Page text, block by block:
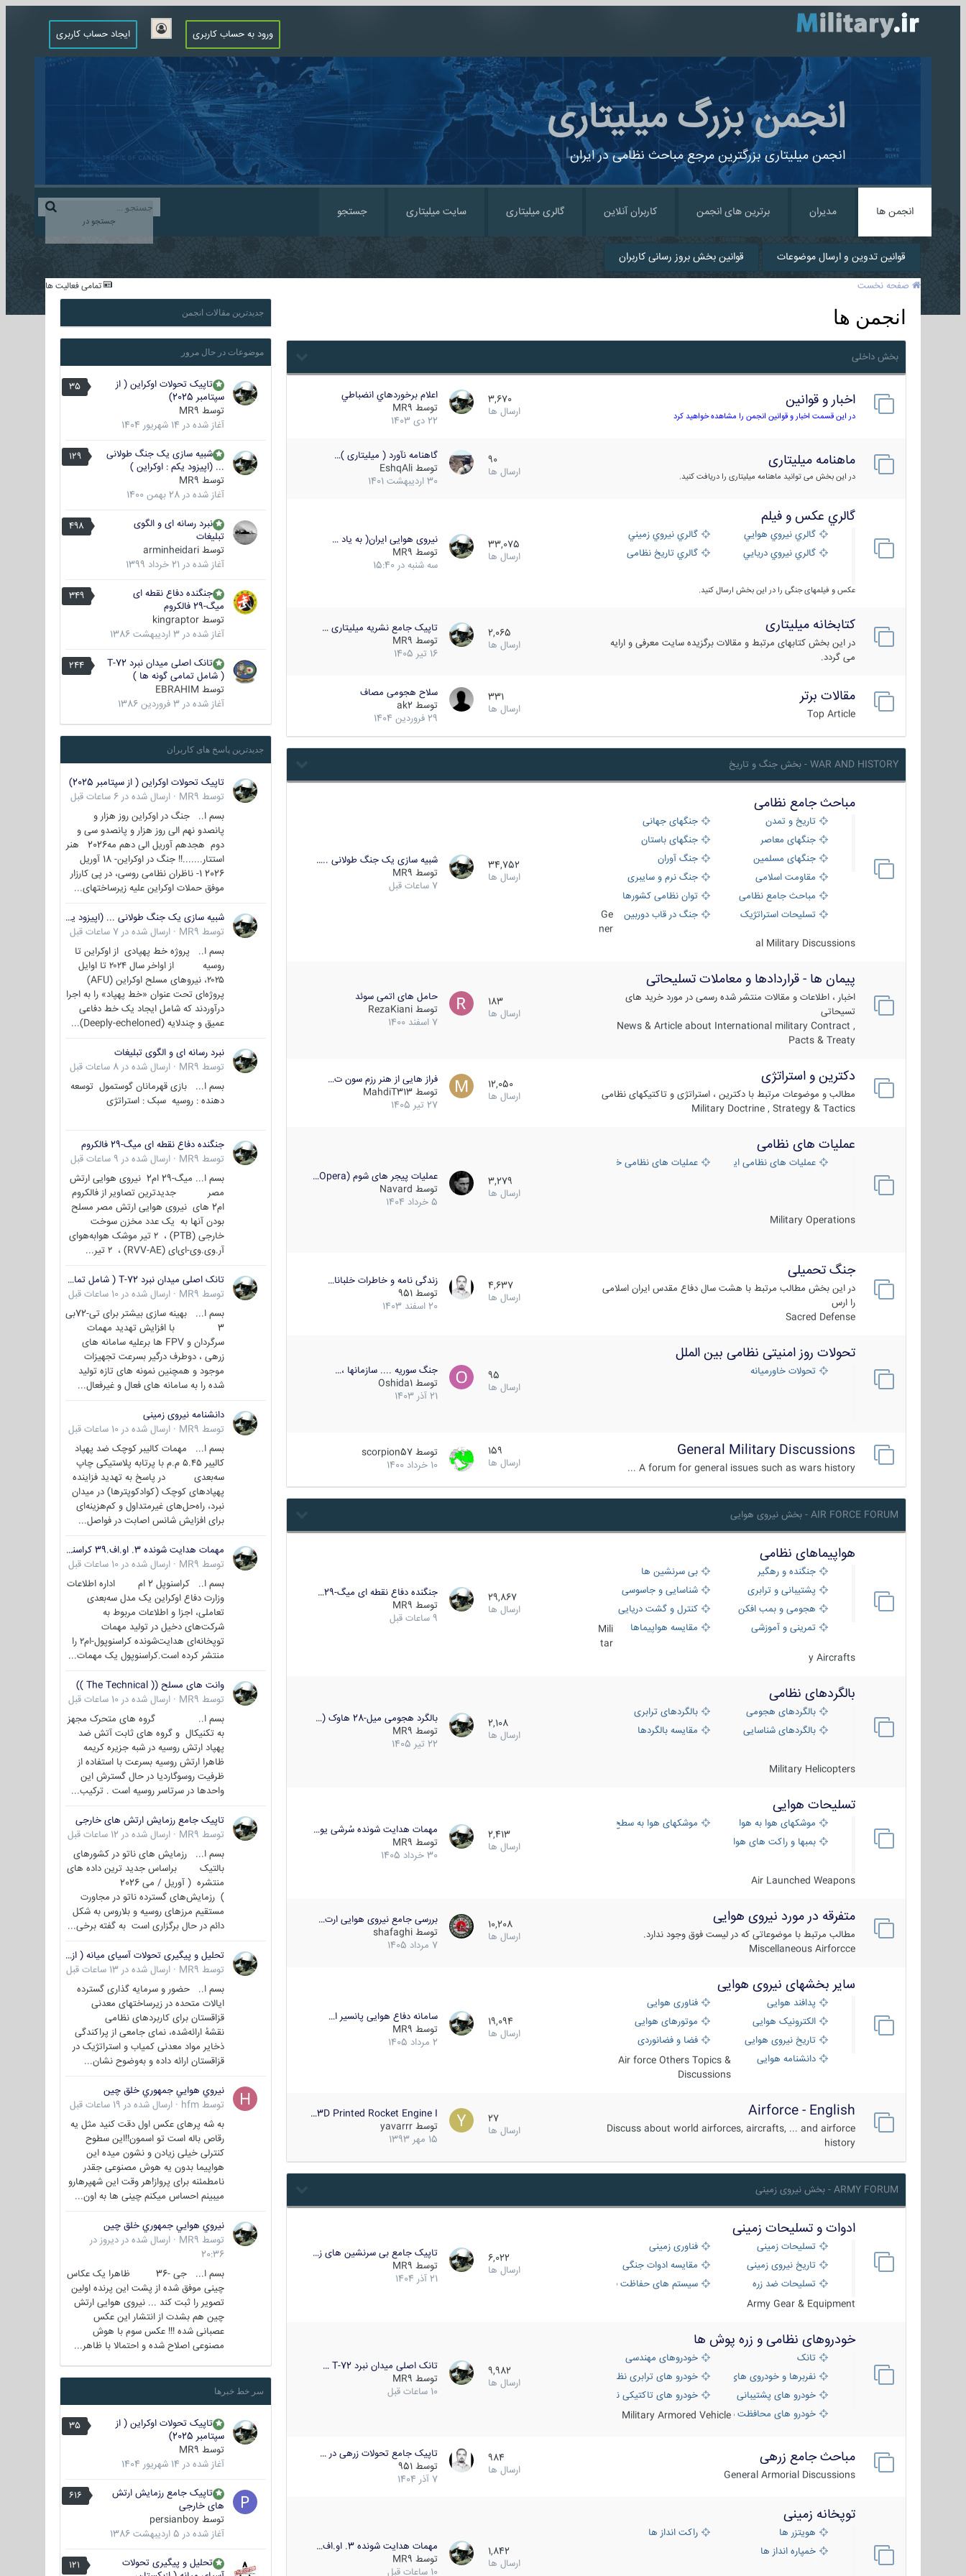
ورود به حساب کاربری ایجاد حساب کاربری
انجمن بزرگ میلیتاری
انجمن میلیتاری بزرگترین مرجع مباحث نظامی در ایران
جستجو در
انجمن ها مدیران برترین های انجمن کاربران آنلاین گالری میلیتاری سایت میلیتاری جستجو
قوانین تدوین و ارسال موضوعات قوانین بخش بروز رسانی کاربران
تمامی فعالیت ها صفحه نخست
انجمن ها
بخش داخلی
اخبار و قوانین
در این قسمت اخبار و قوانین انجمن را مشاهده خواهید کرد
3,670
ارسال ها
اعلام برخوردهاي انضباطي
توسط MR9
22 دی 1403
ماهنامه میلیتاری
در این بخش می توانید ماهنامه میلیتاری را دریافت کنید.
90
ارسال ها
گاهنامه نآورد ( میلیتاری )…
توسط EshqAli
30 اردیبهشت 1401
گالري عكس و فيلم
گالري نيروي هوايي
گالري نيروي زميني
گالري نيروي دريايي
گالري تاریخ نظامی
عکس و فیلمهای جنگی را در این بخش ارسال کنید.
33,075
ارسال ها
نیروی هوایی ایران( به یاد …
توسط MR9
سه شنبه در 15:40
کتابخانه میلیتاری
در این بخش کتابهای مرتبط و مقالات برگزیده سایت معرفی و ارایه
می گردد.
2,065
ارسال ها
تاپیک جامع نشریه میلیتاری …
توسط MR9
16 تیر 1405
مقالات برتر
Top Article
331
ارسال ها
سلاح هجومی مصاف
توسط ak2
29 فروردین 1404
WAR AND HISTORY - بخش جنگ و تاریخ
مباحث جامع نظامی
تاریخ و تمدن
جنگهای جهانی
جنگهای معاصر
جنگهای باستان
جنگهای مسلمین
جنگ آوران
مقاومت اسلامی
جنگ نرم و سایبری
مباحث جامع نظامی
توان نظامی کشورها
تسلیحات استراتژیک
جنگ در قاب دوربین
Ge
ner
al Military Discussions
34,752
ارسال ها
شبیه سازی یک جنگ طولانی ..…
توسط MR9
7 ساعات قبل
پیمان ها - قراردادها و معاملات تسلیحاتی
اخبار ، اطلاعات و مقالات منتشر شده رسمی در مورد خرید های
تسیحاتی
News & Article about International military Contract ,
Pacts & Treaty
183
ارسال ها
حامل های اتمی سوئد
توسط RezaKiani
7 اسفند 1400
دکترین و استراتژی
مطالب و موضوعات مرتبط با دکترین ، استراتژی و تاکتیکهای نظامی
Military Doctrine , Strategy & Tactics
12,050
ارسال ها
فراز هایی از هنر رزم سون ت…
توسط MahdiT313
27 تیر 1405
عملیات های نظامی
عملیات های نظامی ایران عملیات های نظامی خارجی
Military Operations
3,279
ارسال ها
عملیات پیجر های شوم (Opera…
توسط Navard
5 خرداد 1404
جنگ تحمیلی
در این بخش مطالب مرتبط با هشت سال دفاع مقدس ایران اسلامی
را ارس
Sacred Defense
4,637
ارسال ها
زندگی نامه و خاطرات خلبانا…
توسط 951
20 اسفند 1403
تحولات روز امنیتی نظامی بین الملل
تحولات خاورمیانه
95
ارسال ها
جنگ سوریه .... سازمانها ،…
توسط Oshida1
21 آذر 1403
General Military Discussions
A forum for general issues such as wars history ...
159
ارسال ها
توسط scorpion57
10 خرداد 1400
AIR FORCE FORUM - بخش نیروی هوایی
هواپیماهای نظامی
جنگنده و رهگیر
بی سرنشین ها
پشتیبانی و ترابری
شناسایی و جاسوسی
هجومی و بمب افکن
کنترل و گشت دریایی
تمرینی و آموزشی
مقایسه هواپیماها
Mili
tar
y Aircrafts
29,867
ارسال ها
جنگنده دفاع نقطه ای میگ-29…
توسط MR9
9 ساعات قبل
بالگردهای نظامی
بالگردهای هجومی
بالگردهای ترابری
بالگردهای شناسایی
مقایسه بالگردها
Military Helicopters
2,108
ارسال ها
بالگرد هجومی میل-28 هاوک (…
توسط MR9
22 تیر 1405
تسلیحات هوایی
موشکهای هوا به هوا
موشکهای هوا به سطح
بمبها و راکت های هوایی
Air Launched Weapons
2,413
ارسال ها
مهمات هدایت شونده سُرشی یو…
توسط MR9
30 خرداد 1405
متفرقه در مورد نیروی هوایی
مطالب مرتبط با موضوعاتی که در لیست فوق وجود ندارد.
Miscellaneous Airforcce
10,208
ارسال ها
بررسی جامع نیروی هوایی ارت…
توسط shafaghi
7 مرداد 1405
سایر بخشهای نیروی هوایی
پدافند هوایی
فناوری هوایی
الکترونیک هوایی
موتورهای هوایی
تاریخ نیروی هوایی
فضا و فضانوردی
دانشنامه هوایی
Air force Others Topics &
Discussions
19,094
ارسال ها
سامانه دفاع هوایی پانسیر ا…
توسط MR9
2 مرداد 1405
Airforce - English
Discuss about world airforces, aircrafts, ... and airforce
history
27
ارسال ها
3D Printed Rocket Engine I…
توسط yavarrr
15 مهر 1393
ARMY FORUM - بخش نیروی زمینی
ادوات و تسلیحات زمینی
تسلیحات زمینی
فناوری زمینی
تاریخ نیروی زمینی
مقایسه ادوات جنگی
تسلیحات ضد زره
سیستم های حفاظت فعال
Army Gear & Equipment
6,022
ارسال ها
تاپیک جامع بی سرنشین های ز…
توسط MR9
21 آذر 1404
خودروهای نظامی و زره پوش ها
تانک
خودروهای مهندسی
نفربرها و خودروی های رزمی پیاده نظامخودرو های ترابری نظامی
خودرو های پشتیبانی آتش ، شناسایی و ضد تانک
خودرو های تاکتیکی نظامی
خودرو های محافظت شدهMilitary Armored Vehicle
9,982
ارسال ها
تانک اصلی میدان نبرد T-72 …
توسط MR9
10 ساعات قبل
مباحث جامع زرهی
General Armorial Discussions
984
ارسال ها
تاپیک جامع تحولات زرهی در …
توسط 951
7 آذر 1404
توپخانه زمینی
هویتزر ها
راکت انداز ها
خمپاره انداز ها
1,842
ارسال ها
مهمات هدایت شونده 3. او.اف…
توسط MR9
10 ساعات قبل
جدیدترین مقالات انجمن
موضوعات در حال مرور
35
تاپیک تحولات اوکراین ( از
سپتامبر 2025)
توسط MR9
آغاز شده در 14 شهریور 1404
129
شبیه سازی یک جنگ طولانی
... (اپیزود یکم : اوکراین )
توسط MR9
آغاز شده در 28 بهمن 1400
498
نبرد رسانه ای و الگوی
تبلیغات
توسط arminheidari
آغاز شده در 21 خرداد 1399
349
جنگنده دفاع نقطه ای
میگ-29 فالکروم
توسط kingraptor
آغاز شده در 3 اردیبهشت 1386
244
تانک اصلی میدان نبرد T-72
( شامل تمامی گونه ها )
توسط EBRAHIM
آغاز شده در 3 فروردین 1386
جدیدترین پاسخ های کاربران
تاپیک تحولات اوکراین ( از سپتامبر 2025)
توسط MR9
· ارسال شده در 6 ساعات قبل
بسم ا.. جنگ در اوکراین روز هزار و
پانصدو نهم الی روز هزار و پانصدو سی و
دوم هجدهم آوریل الی دهم مه2026 هنر
استتار.......!! جنگ در اوکراین- 18 آوریل
2026 1- ناظران نظامی روسی، در پی کارزار
موفق حملات اوکراین علیه زیرساختهای...
شبیه سازی یک جنگ طولانی ... (اپیزود یکم : اوکراین )
توسط MR9
· ارسال شده در 7 ساعات قبل
بسم ا.. پروژه خط پهپادی از اوکراین تا
روسیه از اواخر سال ۲۰۲۴ تا اوایل
۲۰۲۵، نیروهای مسلح اوکراین (AFU)
پروژه‌ای تحت عنوان «خط پهپاد» را به اجرا
درآوردند که شامل ایجاد یک خط دفاعی
عمیق و چندلایه (Deeply-echeloned)...
نبرد رسانه ای و الگوی تبلیغات
توسط MR9
· ارسال شده در 8 ساعات قبل
بسم ا... بازی قهرمانان گوستمول توسعه
دهنده : روسیه سبک : استراتژی
جنگنده دفاع نقطه ای میگ-29 فالکروم
توسط MR9
· ارسال شده در 9 ساعات قبل
بسم ا... میگ-29 ام2 نیروی هوایی ارتش
مصر جدیدترین تصاویر از فالکروم
ام2 های نیروی هوایی ارتش مصر مسلح
بودن آنها به یک عدد مخزن سوخت
خارجی (PTB) ، ۲ تیر موشک هوابه‌هوای
آر.وی.وی-ای‌ای (RVV-AE) ، ۲ تیر...
تانک اصلی میدان نبرد T-72 ( شامل تمامی گونه ها )
توسط MR9
· ارسال شده در 10 ساعات قبل
بسم ا... بهینه سازی بیشتر برای تی-72بی
3 با افزایش تهدید مهمات
سرگردان و FPV ها برعلیه سامانه های
زرهی ، دوطرف درگیر بسرعت تجهیزات
موجود و همچنین نمونه های تازه تولید
شده را به سامانه های فعال و غیرفعال...
دانشنامه نیروی زمینی
توسط MR9
· ارسال شده در 10 ساعات قبل
بسم ا... مهمات کالیبر کوچک ضد پهپاد
کالیبر ۵.۴۵ م.م با پرتابه پلاستیکی چاپ
سه‌بعدی در پاسخ به تهدید فزاینده
پهپادهای کوچک (کوادکوپترها) در میدان
نبرد، راه‌حل‌های غیرمتداول و کم‌هزینه‌ای
برای افزایش شانس اصابت در فواصل...
مهمات هدایت شونده 3. او.اف.39 کراسنوپل/بصیر( Krasnopol 3OF39 )
توسط MR9
· ارسال شده در 10 ساعات قبل
بسم ا.. کراسنوپل 2 ام اداره اطلاعات
وزارت دفاع اوکراین یک مدل سه‌بعدی
تعاملی، اجزا و اطلاعات مربوط به
شرکت‌های دخیل در تولید مهمات
توپخانه‌ای هدایت‌شونده کراسنوپول-ام۲ را
منتشر کرده است.کراسنوپول یک مهمات...
وانت های مسلح (( The Technical ))
توسط MR9
· ارسال شده در 10 ساعات قبل
بسم ا.. گروه های متحرک مجهز
به تکنیکال و گروه های ثابت آتش ضد
پهپاد ارتش روسیه در شبه جزیره کریمه
ظاهرا ارتش روسیه بسرعت با استفاده از
ظرفیت روسوگاردیا در حال گسترش این
واحدها در سرتاسر روسیه است . ترکیب...
تاپیک جامع رزمایش ارتش های خارجی
توسط MR9
· ارسال شده در 12 ساعات قبل
بسم ا... رزمایش های ناتو در کشورهای
بالتیک براساس جدید ترین داده های
منتشره ( آوریل / می 2026
) رزمایش‌های گسترده ناتو در مجاورت
مستقیم مرزهای روسیه و بلاروس به شکل
دائم در حال برگزاری است به گفته برخی...
تحلیل و پیگیری تحولات آسیای میانه ( ازبکستان، تاجیکستان، ترکمنستان، قزاقستان و قرقیزستان )
توسط MR9
· ارسال شده در 13 ساعات قبل
بسم ا.. حضور و سرمایه گذاری گسترده
ایالات متحده در زیرساختهای معدنی
قزاقستان برای کاربردهای نظامی
نقشهٔ ارائه‌شده، نمای جامعی از پراکندگی
ذخایر مواد معدنی کمیاب و استراتژیک در
قزاقستان ارائه داده و به‌وضوح نشان...
نيروي هوايي جمهوري خلق چين
توسط hfm
· ارسال شده در 19 ساعات قبل
به شه پرهای عکس اول دقت کنید مثل یه
رقاص باله است تو اسمون!!این سطوح
کنترلی خیلی زیادن و نشون میده این
هواپیما بدون یه هوش مصنوعی جقدر
نامطمئنه برای پرواز!هر وقت این شهپرهارو
میبینم احساس میکنم چینی ها به اون...
نيروي هوايي جمهوري خلق چين
توسط MR9
· ارسال شده در دیروز در
20:36
بسم ا... جی -36 ظاهرا یک عکاس
چینی موفق شده از پشت این پرنده اولین
تصویر را ثبت کند ... نیروی هوایی ارتش
چین هم بشدت از انتشار این عکس
عصبانی شده !!! عکس سوم با هوش
مصنوعی اصلاح شده و احتمالا با ظاهر...
سر خط خبرها
35
تاپیک تحولات اوکراین ( از
سپتامبر 2025)
توسط MR9
آغاز شده در 14 شهریور 1404
616
تاپیک جامع رزمایش ارتش
های خارجی
توسط persianboy
آغاز شده در 5 اردیبهشت 1386
121
تحلیل و پیگیری تحولات